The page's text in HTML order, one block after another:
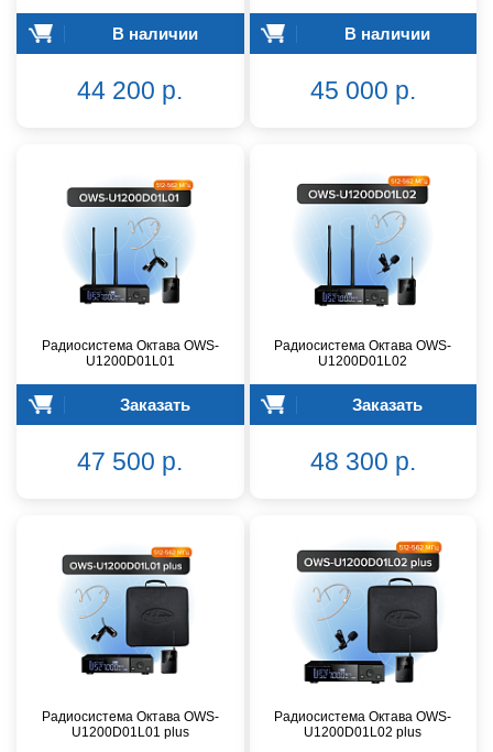
В наличии
44 200 р.
В наличии
45 000 р.
Радиосистема Октава OWS-
U1200D01L01
Заказать
47 500 р.
Радиосистема Октава OWS-
U1200D01L02
Заказать
48 300 р.
Радиосистема Октава OWS-
U1200D01L01 plus
Радиосистема Октава OWS-
U1200D01L02 plus